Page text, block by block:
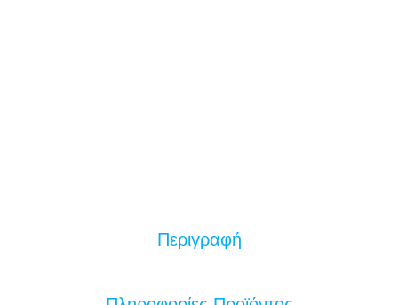
Περιγραφή